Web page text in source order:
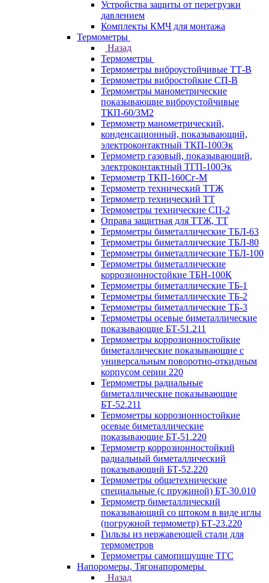
Устройства защиты от перегрузки
давлением
Комплекты КМЧ для монтажа
Термометры
Назад
Термометры
Термометры виброустойчивые ТТ-В
Термометры вибростойкие СП-В
Термометры манометрические
показывающие виброустойчивые
ТКП-60/3М2
Термометр манометрический,
конденсационный, показывающий,
электроконтактный ТКП-100Эк
Термометр газовый, показывающий,
электроконтактный ТГП-100Эк
Термометр ТКП-160Сг-М
Термометр технический ТТЖ
Термометр технический ТТ
Термометры технические СП-2
Оправа защитная для ТТЖ, ТТ
Термометры биметаллические ТБЛ-63
Термометры биметаллические ТБЛ-80
Термометры биметаллические ТБЛ-100
Термометры биметаллические
коррозионностойкие ТБН-100К
Термометры биметаллические ТБ-1
Термометры биметаллические ТБ-2
Термометры биметаллические ТБ-3
Термометры осевые биметаллические
показывающие БТ-51.211
Термометры коррозионностойкие
биметаллические показывающие с
универсальным поворотно-откидным
корпусом серии 220
Термометры радиальные
биметаллические показывающие
БТ-52.211
Термометры коррозионностойкие
осевые биметаллические
показывающие БТ-51.220
Термометр коррозионностойкий
радиальный биметаллический
показывающий БТ-52.220
Термометры общетехнические
специальные (с пружиной) БТ-30.010
Термометр биметаллический
показывающий со штоком в виде иглы
(погружной термометр) БТ-23.220
Гильзы из нержавеющей стали для
термометров
Термометры самопишущие ТГС
Напоромеры, Тягонапоромеры
Назад